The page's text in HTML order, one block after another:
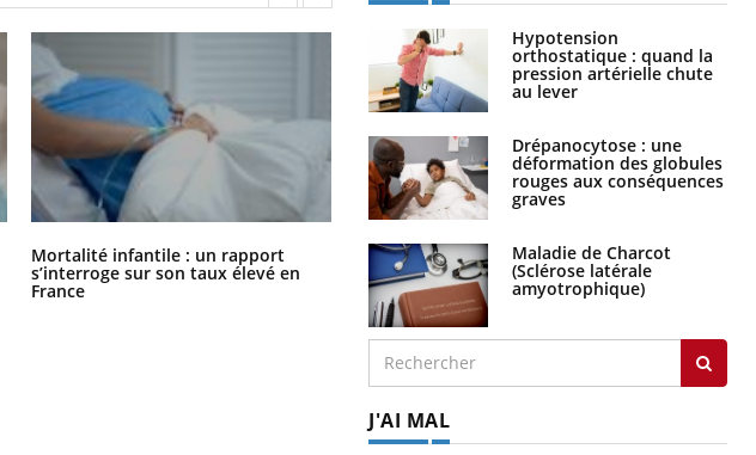
Mortalité infantile : un rapport
s’interroge sur son taux élevé en
France
Grossesse à risque : ce jus naturel
attire l'attention des chercheurs
Hypotension
orthostatique : quand la
pression artérielle chute
au lever
Drépanocytose : une
déformation des globules
rouges aux conséquences
graves
Maladie de Charcot
(Sclérose latérale
amyotrophique)
J'AI MAL